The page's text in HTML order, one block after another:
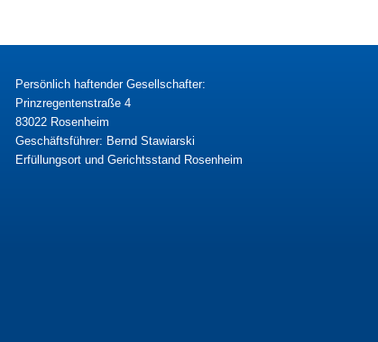
Persönlich haftender Gesellschafter:
Prinzregentenstraße 4
83022 Rosenheim
Geschäftsführer: Bernd Stawiarski
Erfüllungsort und Gerichtsstand Rosenheim